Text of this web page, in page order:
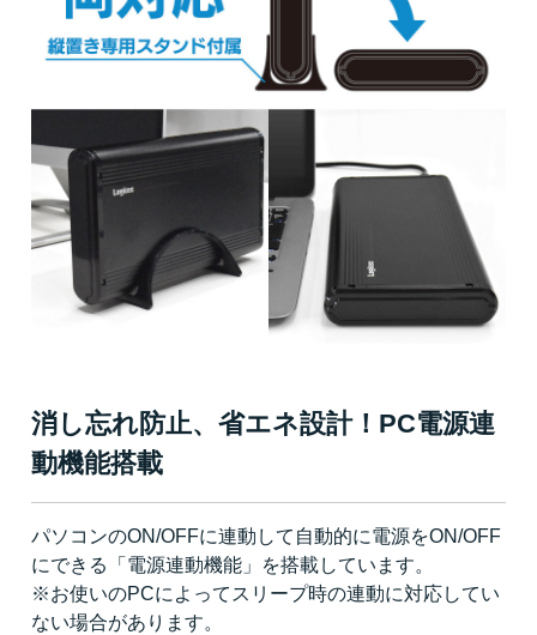
消し忘れ防止、省エネ設計！PC電源連
動機能搭載
パソコンのON/OFFに連動して自動的に電源をON/OFF
にできる「電源連動機能」を搭載しています。
※お使いのPCによってスリープ時の連動に対応してい
ない場合があります。